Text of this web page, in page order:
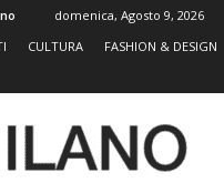
domenica, Agosto 9, 2026
CULTURA FASHION & DESIGN
MILANOEVENTS.IT
|